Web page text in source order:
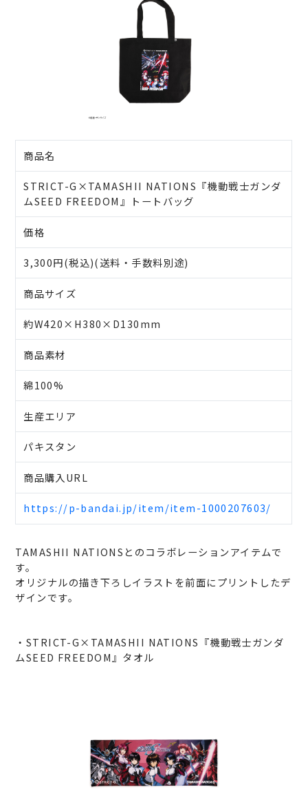
商品名
STRICT-G×TAMASHII NATIONS『機動戦士ガンダ
ムSEED FREEDOM』トートバッグ
価格
3,300円(税込)(送料・手数料別途)
商品サイズ
約W420×H380×D130mm
商品素材
綿100%
生産エリア
パキスタン
商品購入URL
https://p-bandai.jp/item/item-1000207603/
TAMASHII NATIONSとのコラボレーションアイテムで
す。
オリジナルの描き下ろしイラストを前面にプリントしたデ
ザインです。
・STRICT-G×TAMASHII NATIONS『機動戦士ガンダ
ムSEED FREEDOM』タオル